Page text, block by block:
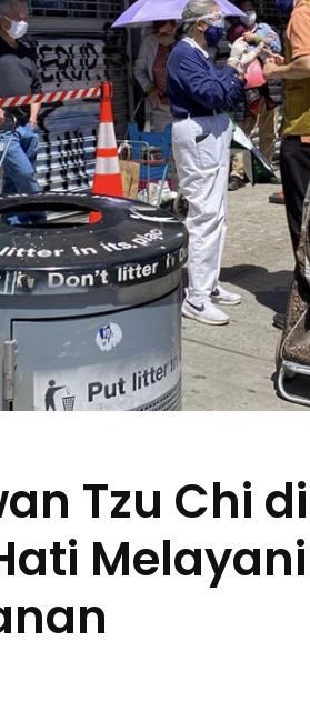
Tzu Chi